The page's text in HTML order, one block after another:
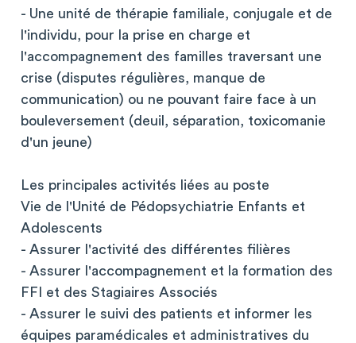
- Une unité de thérapie familiale, conjugale et de
l'individu, pour la prise en charge et
l'accompagnement des familles traversant une
crise (disputes régulières, manque de
communication) ou ne pouvant faire face à un
bouleversement (deuil, séparation, toxicomanie
d'un jeune)
Les principales activités liées au poste
Vie de l'Unité de Pédopsychiatrie Enfants et
Adolescents
- Assurer l'activité des différentes filières
- Assurer l'accompagnement et la formation des
FFI et des Stagiaires Associés
- Assurer le suivi des patients et informer les
équipes paramédicales et administratives du